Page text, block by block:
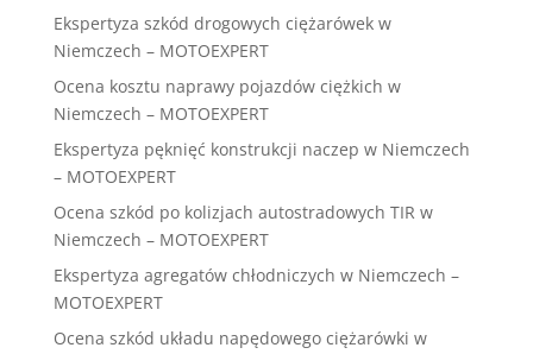
Ekspertyza szkód drogowych ciężarówek w
Niemczech – MOTOEXPERT
Ocena kosztu naprawy pojazdów ciężkich w
Niemczech – MOTOEXPERT
Ekspertyza pęknięć konstrukcji naczep w Niemczech
– MOTOEXPERT
Ocena szkód po kolizjach autostradowych TIR w
Niemczech – MOTOEXPERT
Ekspertyza agregatów chłodniczych w Niemczech –
MOTOEXPERT
Ocena szkód układu napędowego ciężarówki w